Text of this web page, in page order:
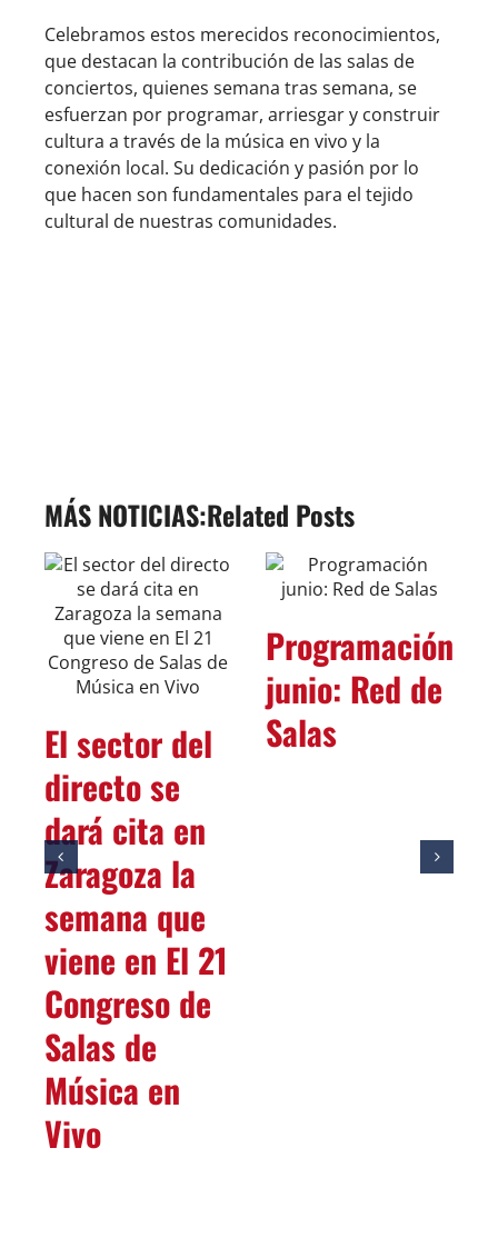
Celebramos estos merecidos reconocimientos,
que destacan la contribución de las salas de
conciertos, quienes semana tras semana, se
esfuerzan por programar, arriesgar y construir
cultura a través de la música en vivo y la
conexión local. Su dedicación y pasión por lo
que hacen son fundamentales para el tejido
cultural de nuestras comunidades.
Related Posts
de
Programación
junio: Red de
Salas
mayo-
Otras noticias
ACCES publica junto a la firma jurídica Gabeiras el
informe «El carácter esencial de las salas de música
en vivo y su naturaleza de bien básico»
29 de junio de 2026